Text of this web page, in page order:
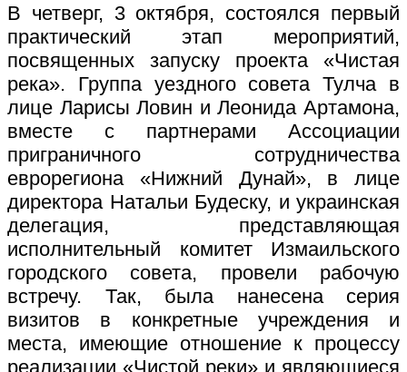
В четверг, 3 октября, состоялся первый
практический этап мероприятий,
посвященных запуску проекта «Чистая
река». Группа уездного совета Тулча в
лице Ларисы Ловин и Леонида Артамона,
вместе с партнерами Ассоциации
приграничного сотрудничества
еврорегиона «Нижний Дунай», в лице
директора Натальи Будеску, и украинская
делегация, представляющая
исполнительный комитет Измаильского
городского совета, провели рабочую
встречу. Так, была нанесена серия
визитов в конкретные учреждения и
места, имеющие отношение к процессу
реализации «Чистой реки» и являющиеся